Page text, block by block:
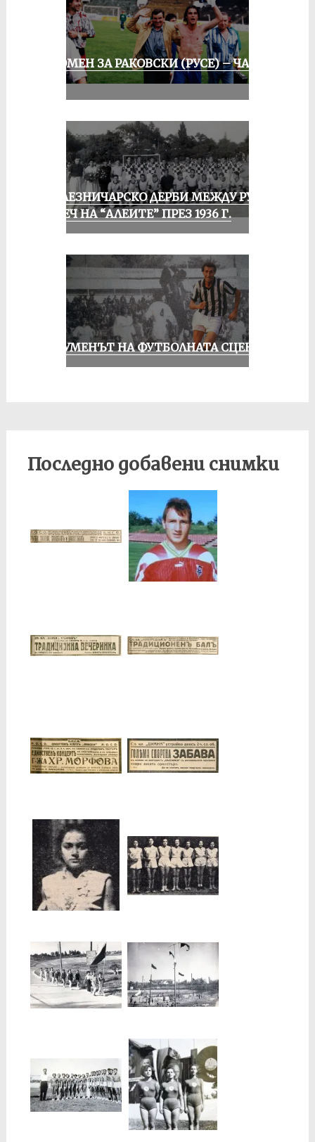
СПОМЕН ЗА РАКОВСКИ (РУСЕ) – ЧАСТ
ЖЕЛЕЗНИЧАРСКО ДЕРБИ МЕЖДУ РУСЕ
И ПЕЧ НА “АЛЕИТЕ” ПРЕЗ 1936 Г.
ШОУМЕНЪТ НА ФУТБОЛНАТА СЦЕНА
Последно добавени снимки